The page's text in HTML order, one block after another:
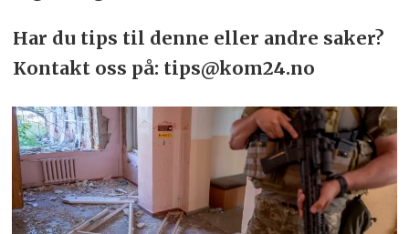
Har du tips til denne eller andre saker?
Kontakt oss på: tips@kom24.no